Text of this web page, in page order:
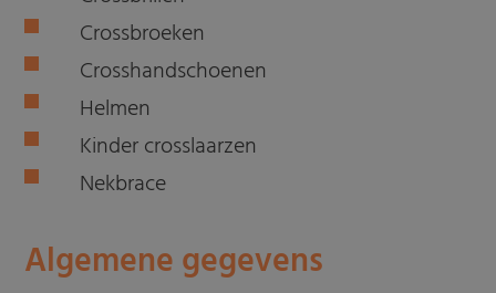
Crossbroeken
Crosshandschoenen
Helmen
Kinder crosslaarzen
Nekbrace
Algemene gegevens